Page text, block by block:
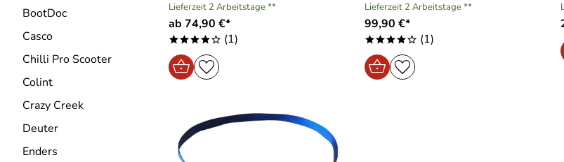
BootDoc
Casco
Chilli Pro Scooter
Colint
Crazy Creek
Deuter
Enders
Lieferzeit 2 Arbeitstage **
ab 74,90 €*
****o (1)
Lieferzeit 2 Arbeitstage **
99,90 €*
****o (1)